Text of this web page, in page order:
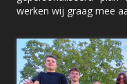
werken wij graag mee